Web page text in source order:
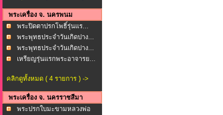
พระเครื่อง จ. นครพนม
พระปิดตาปรกโพธิ์รุ่นแร...
พระพุทธประจำวันเกิดปาง...
พระพุทธประจำวันเกิดปาง...
เหรียญรุ่นแรกพระอาจารย...
คลิกดูทั้งหมด ( 4 รายการ ) ->
พระเครื่อง จ. นครราชสีมา
พระปรกใบมะขามหลวงพ่อ